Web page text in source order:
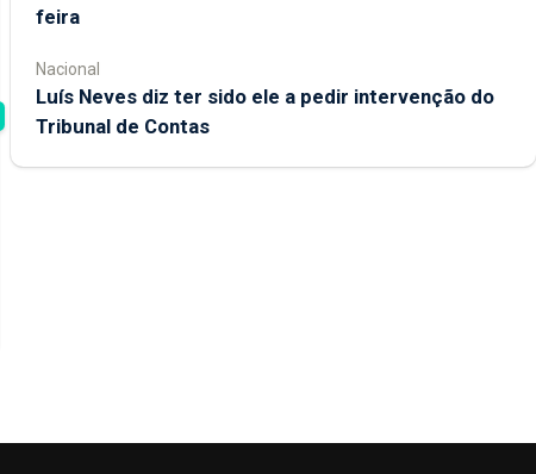
feira
Nacional
Luís Neves diz ter sido ele a pedir intervenção do
Tribunal de Contas